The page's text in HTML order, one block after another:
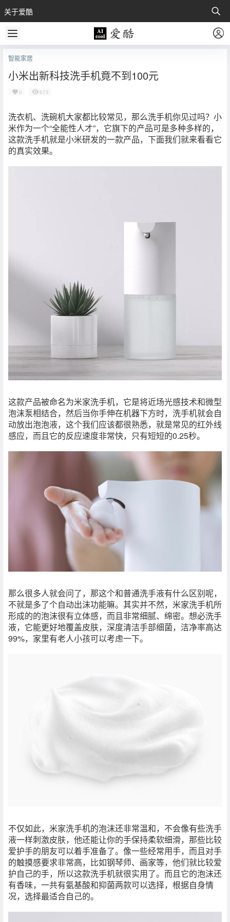
关于爱酷
智能家居
小米出新科技洗手机竟不到100元
0 673
洗衣机、洗碗机大家都比较常见，那么洗手机你见过吗？小
米作为一个“全能性人才”，它旗下的产品可是多种多样的，
这款洗手机就是小米研发的一款产品，下面我们就来看看它
的真实效果。
这款产品被命名为米家洗手机，它是将近场光感技术和微型
泡沫泵相结合，然后当你手伸在机器下方时，洗手机就会自
动放出泡泡液，这个我们应该都很熟悉，就是常见的红外线
感应，而且它的反应速度非常快，只有短短的0.25秒。
那么很多人就会问了，那这个和普通洗手液有什么区别呢，
不就是多了个自动出沫功能嘛。其实并不然，米家洗手机所
形成的的泡沫很有立体感，而且非常细腻、绵密。想必洗手
液，它能更好地覆盖皮肤，深度清洁手部细菌，洁净率高达
99%，家里有老人小孩可以考虑一下。
不仅如此，米家洗手机的泡沫还非常温和，不会像有些洗手
液一样刺激皮肤，他还能让你的手保持柔软细滑，那些比较
爱护手的朋友可以着手准备了。像一些经常用手，而且对手
的触摸感要求非常高，比如钢琴师、画家等，他们就比较爱
护自己的手，所以这款洗手机就很实用了。而且它的泡沫还
有香味，一共有氨基酸和抑菌两款可以选择，根据自身情
况，选择最适合自己的。